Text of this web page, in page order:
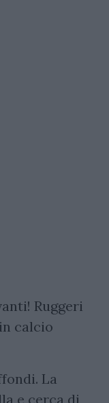
Ruggeri
calcio
La
e cerca di